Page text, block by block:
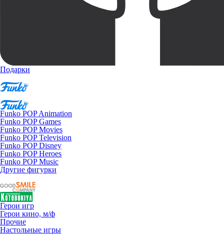
Подарки
Funko POP Animation
Funko POP Games
Funko POP Movies
Funko POP Television
Funko POP Disney
Funko POP Heroes
Funko POP Music
Другие фигурки
Герои игр
Герои кино, м/ф
Прочие
Настольные игры